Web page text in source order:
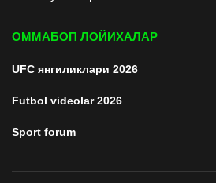
ОММАБОП ЛОЙИХАЛАР
UFC янгиликлари 2026
Futbol videolar 2026
Sport forum